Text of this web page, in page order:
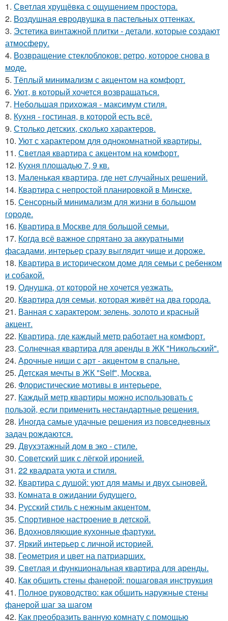
1. Светлая хрущёвка с ощущением простора.
2. Воздушная евродвушка в пастельных оттенках.
3. Эстетика винтажной плитки - детали, которые создают
атмосферу.
4. Возвращение стеклоблоков: ретро, которое снова в
моде.
5. Тёплый минимализм с акцентом на комфорт.
6. Уют, в который хочется возвращаться.
7. Небольшая прихожая - максимум стиля.
8. Кухня - гостиная, в которой есть всё.
9. Столько детских, сколько характеров.
10. Уют с характером для однокомнатной квартиры.
11. Светлая квартира с акцентом на комфорт.
12. Кухня площадью 7, 9 кв.
13. Маленькая квартира, где нет случайных решений.
14. Квартира с непростой планировкой в Минске.
15. Сенсорный минимализм для жизни в большом
городе.
16. Квартира в Москве для большой семьи.
17. Когда всё важное спрятано за аккуратными
фасадами, интерьер сразу выглядит чище и дороже.
18. Квартира в историческом доме для семьи с ребенком
и собакой.
19. Однушка, от которой не хочется уезжать.
20. Квартира для семьи, которая живёт на два города.
21. Ванная с характером: зелень, золото и красный
акцент.
22. Квартира, где каждый метр работает на комфорт.
23. Солнечная квартира для аренды в ЖК "Никольский".
24. Арочные ниши с арт - акцентом в спальне.
25. Детская мечты в ЖК "Self", Москва.
26. Флористические мотивы в интерьере.
27. Каждый метр квартиры можно использовать с
пользой, если применить нестандартные решения.
28. Иногда самые удачные решения из повседневных
задач рождаются.
29. Двухэтажный дом в эко - стиле.
30. Советский шик с лёгкой иронией.
31. 22 квадрата уюта и стиля.
32. Квартира с душой: уют для мамы и двух сыновей.
33. Комната в ожидании будущего.
34. Русский стиль с нежным акцентом.
35. Спортивное настроение в детской.
36. Вдохновляющие кухонные фартуки.
37. Яркий интерьер с личной историей.
38. Геометрия и цвет на патриарших.
39. Светлая и функциональная квартира для аренды.
40. Как обшить стены фанерой: пошаговая инструкция
41. Полное руководство: как обшить наружные стены
фанерой шаг за шагом
42. Как преобразить ванную комнату с помощью